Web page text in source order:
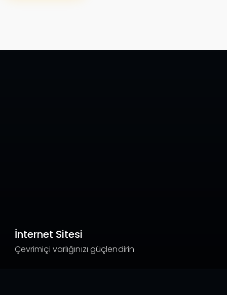
İnternet Sitesi
Çevrimiçi varlığınızı güçlendirin